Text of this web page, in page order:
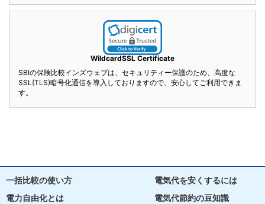
WildcardSSL Certificate
SBIの保険比較インズウェブは、セキュリティー保護のため、高度な
SSL(TLS)暗号化通信を導入しておりますので、安心してご利用できま
す。
一括比較の使い方
電気代を安くするには
電力自由化とは
電気代節約の豆知識